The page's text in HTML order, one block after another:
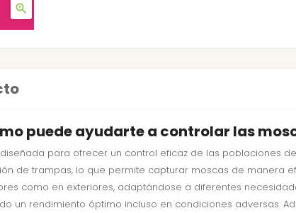

puede ayudarte a controlar las
para ofrecer un control eficaz de las poblaciones
de trampas, lo que permite capturar moscas de manera
como en exteriores, adaptándose a diferentes
un rendimiento óptimo incluso en condiciones adversas.